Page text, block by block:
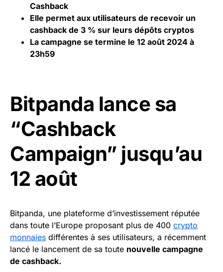
Cashback
Elle permet aux utilisateurs de recevoir un
cashback de 3 % sur leurs dépôts cryptos
La campagne se termine le 12 août 2024 à
23h59
Bitpanda lance sa
“Cashback
Campaign” jusqu’au
12 août
Bitpanda, une plateforme d’investissement réputée
dans toute l’Europe proposant plus de 400 crypto
monnaies différentes à ses utilisateurs, a récemment
lancé le lancement de sa toute nouvelle campagne
de cashback.